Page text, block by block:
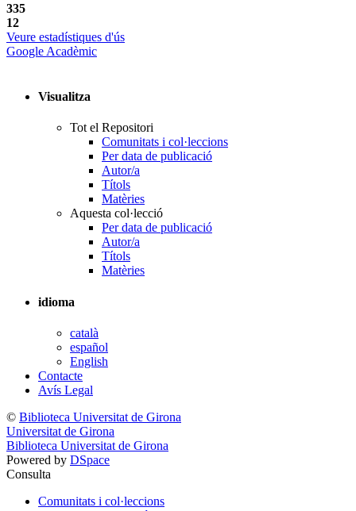
335
12
Veure estadístiques d'ús
Google Acadèmic
Visualitza
Tot el Repositori
Comunitats i col·leccions
Per data de publicació
Autor/a
Títols
Matèries
Aquesta col·lecció
Per data de publicació
Autor/a
Títols
Matèries
idioma
català
español
English
Contacte
Avís Legal
© Biblioteca Universitat de Girona
Universitat de Girona
Biblioteca Universitat de Girona
Powered by DSpace
Consulta
Comunitats i col·leccions